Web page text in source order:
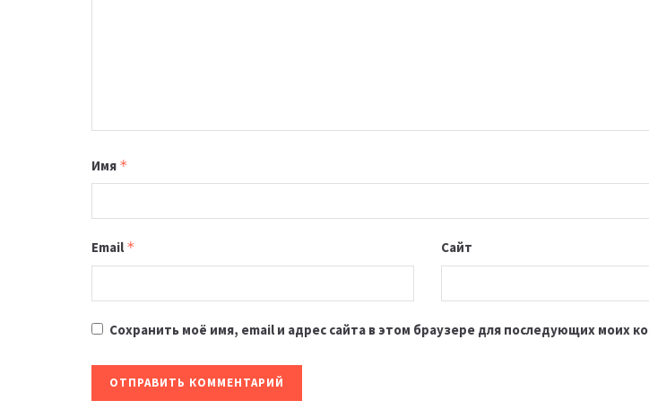
Имя *
Email * Сайт
Сохранить моё имя, email и адрес сайта в этом браузере для последующих моих